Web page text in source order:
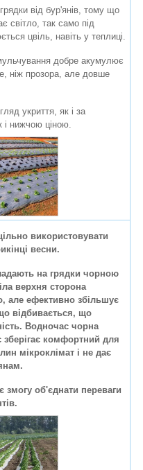
укриття, як і за
і нижчою ціною.
добре акумулює
ніж прозора, але довше
від бур'янів, тому що
світло, так само під
цвіль, навіть у теплиці.
змогу об'єднати переваги
на грядки чорною
верхня сторона
але ефективно збільшує
відбивається, що
Водночас чорна
комфортний для
мікроклімат і не дає
використовувати
весни.